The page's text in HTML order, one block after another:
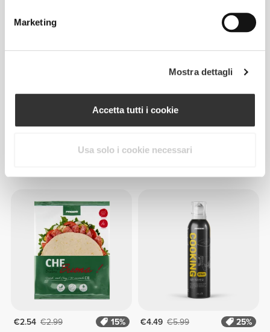
Marketing
Mostra dettagli
Accetta tutti i cookie
Usa solo i cookie necessari
€2.54 €2.99
15%
€4.49 €5.99
25%